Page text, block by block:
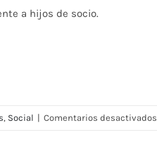
a hijos de socio.
, Social | Comentarios desactivados